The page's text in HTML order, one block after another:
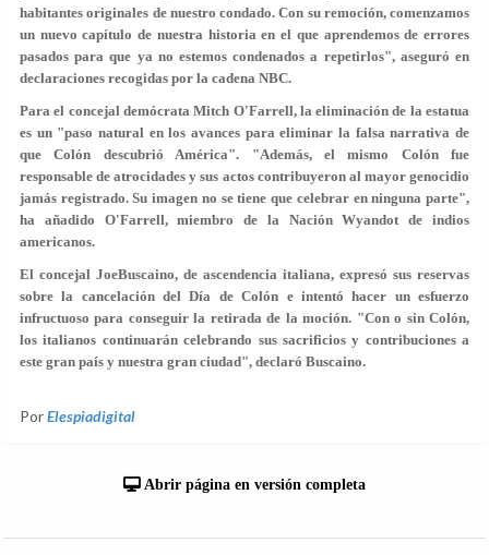
habitantes originales de nuestro condado. Con su remoción, comenzamos
un nuevo capítulo de nuestra historia en el que aprendemos de errores
pasados para que ya no estemos condenados a repetirlos", aseguró en
declaraciones recogidas por la cadena NBC.
Para el concejal demócrata Mitch O'Farrell, la eliminación de la estatua
es un "paso natural en los avances para eliminar la falsa narrativa de
que Colón descubrió América". "Además, el mismo Colón fue
responsable de atrocidades y sus actos contribuyeron al mayor genocidio
jamás registrado. Su imagen no se tiene que celebrar en ninguna parte",
ha añadido O'Farrell, miembro de la Nación Wyandot de indios
americanos.
El concejal JoeBuscaino, de ascendencia italiana, expresó sus reservas
sobre la cancelación del Día de Colón e intentó hacer un esfuerzo
infructuoso para conseguir la retirada de la moción. "Con o sin Colón,
los italianos continuarán celebrando sus sacrificios y contribuciones a
este gran país y nuestra gran ciudad", declaró Buscaino.
PorElespiadigital
Abrir página en versión completa